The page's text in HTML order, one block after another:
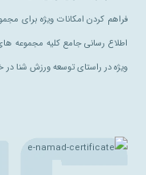
فراهم کردن امکانات ویژه برای
اطلاع رسانی جامع کلیه مجموعه
ویژه در راستای توسعه ورزش شنا